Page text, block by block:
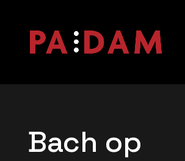
Bach op